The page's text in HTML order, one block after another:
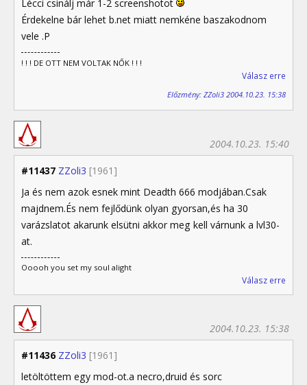
Lécci csinálj már 1-2 screenshotot
Érdekelne bár lehet b.net miatt nemkéne baszakodnom
vele .P
! ! ! DE OTT NEM VOLTAK NŐK ! ! !
Válasz erre
Előzmény: ZZoli3 2004.10.23. 15:38
#11437 ZZoli3 [1961]
2004.10.23. 15:40
Ja és nem azok esnek mint Deadth 666 modjában.Csak
majdnem.És nem fejlődünk olyan gyorsan,és ha 30
varázslatot akarunk elsütni akkor meg kell várnunk a lvl30-
at.
Ooooh you set my soul alight
Válasz erre
#11436 ZZoli3 [1961]
2004.10.23. 15:38
letöltöttem egy mod-ot.a necro,druid és sorc